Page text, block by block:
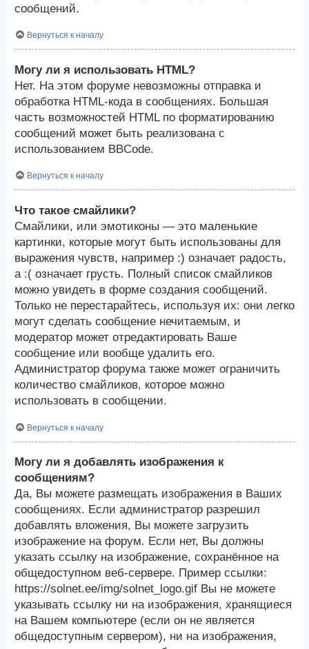
сообщений.
Вернуться к началу
Могу ли я использовать HTML?
Нет. На этом форуме невозможны отправка и
обработка HTML-кода в сообщениях. Большая
часть возможностей HTML по форматированию
сообщений может быть реализована с
использованием BBCode.
Вернуться к началу
Что такое смайлики?
Смайлики, или эмотиконы — это маленькие
картинки, которые могут быть использованы для
выражения чувств, например :) означает радость,
а :( означает грусть. Полный список смайликов
можно увидеть в форме создания сообщений.
Только не перестарайтесь, используя их: они легко
могут сделать сообщение нечитаемым, и
модератор может отредактировать Ваше
сообщение или вообще удалить его.
Администратор форума также может ограничить
количество смайликов, которое можно
использовать в сообщении.
Вернуться к началу
Могу ли я добавлять изображения к
сообщениям?
Да, Вы можете размещать изображения в Ваших
сообщениях. Если администратор разрешил
добавлять вложения, Вы можете загрузить
изображение на форум. Если нет, Вы должны
указать ссылку на изображение, сохранённое на
общедоступном веб-сервере. Пример ссылки:
https://solnet.ee/img/solnet_logo.gif Вы не можете
указывать ссылку ни на изображения, хранящиеся
на Вашем компьютере (если он не является
общедоступным сервером), ни на изображения,